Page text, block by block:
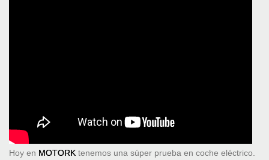
Hoy en MOTORK tenemos una súper prueba en coche eléctrico.